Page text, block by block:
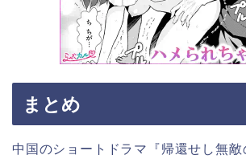
まとめ
中国のショートドラマ『帰還せし無敵